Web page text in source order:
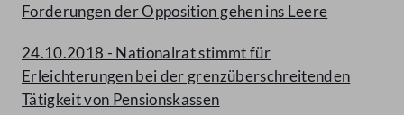
Forderungen der Opposition gehen ins Leere
24.10.2018 - Nationalrat stimmt für
Erleichterungen bei der grenzüberschreitenden
Tätigkeit von Pensionskassen